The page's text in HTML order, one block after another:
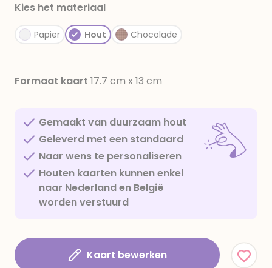
Kies het materiaal
Papier Hout Chocolade
Formaat kaart 17.7 cm x 13 cm
Gemaakt van duurzaam hout
Geleverd met een standaard
Naar wens te personaliseren
Houten kaarten kunnen enkel
naar Nederland en België
worden verstuurd
Kaart bewerken